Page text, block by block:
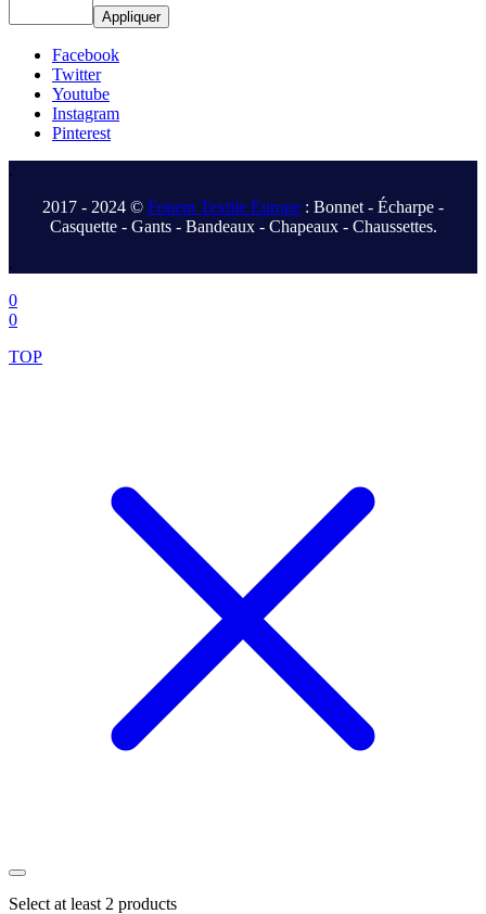
Appliquer
Facebook
Twitter
Youtube
Instagram
Pinterest
.
2017 - 2024 © Fonem Textile Europe : Bonnet - Écharpe -
Casquette - Gants - Bandeaux - Chapeaux - Chaussettes.
.
0
0
TOP
Select at least 2 products